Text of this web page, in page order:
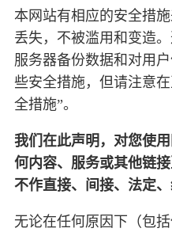
本网站有相应的安全措
丢失，不被滥用和变造
服务器备份数据和对用
些安全措施，但请注意
全措施”。
我们在此声明，对您使
何内容、服务或其他链
不作直接、间接、法定、
无论在任何原因下（包